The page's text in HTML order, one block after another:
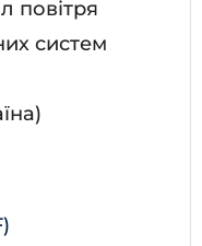
повітря
систем